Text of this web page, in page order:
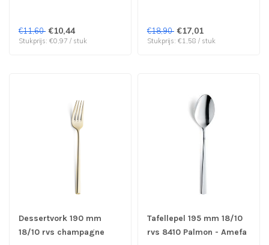
€11,60 €10,44
Stukprijs: €0,97 / stuk
€18,90 €17,01
Stukprijs: €1,58 / stuk
Dessertvork 190 mm
18/10 rvs champagne
Tafellepel 195 mm 18/10
rvs 8410 Palmon - Amefa